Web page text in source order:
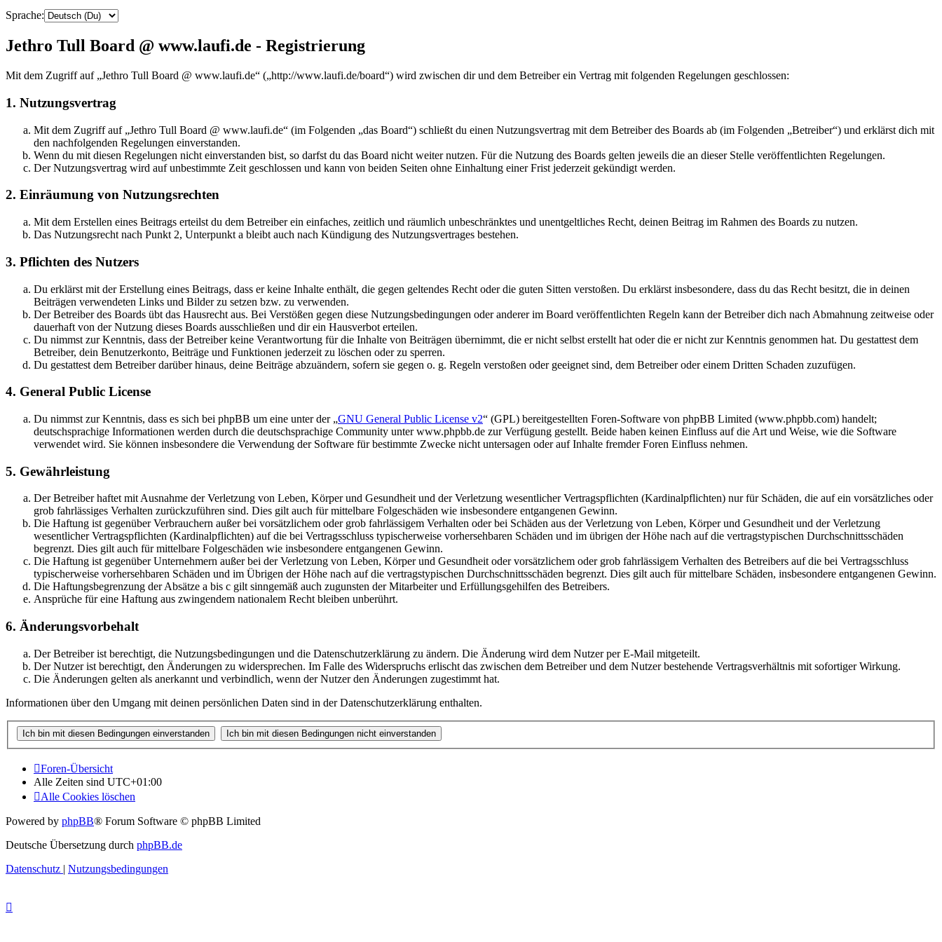
Sprache:
Jethro Tull Board @ www.laufi.de - Registrierung
Mit dem Zugriff auf „Jethro Tull Board @ www.laufi.de“ („http://www.laufi.de/board“) wird zwischen dir und dem Betreiber ein Vertrag mit folgenden Regelungen geschlossen:
1. Nutzungsvertrag
Mit dem Zugriff auf „Jethro Tull Board @ www.laufi.de“ (im Folgenden „das Board“) schließt du einen Nutzungsvertrag mit dem Betreiber des Boards ab (im Folgenden „Betreiber“) und erklärst dich mit
den nachfolgenden Regelungen einverstanden.
Wenn du mit diesen Regelungen nicht einverstanden bist, so darfst du das Board nicht weiter nutzen. Für die Nutzung des Boards gelten jeweils die an dieser Stelle veröffentlichten Regelungen.
Der Nutzungsvertrag wird auf unbestimmte Zeit geschlossen und kann von beiden Seiten ohne Einhaltung einer Frist jederzeit gekündigt werden.
2. Einräumung von Nutzungsrechten
Mit dem Erstellen eines Beitrags erteilst du dem Betreiber ein einfaches, zeitlich und räumlich unbeschränktes und unentgeltliches Recht, deinen Beitrag im Rahmen des Boards zu nutzen.
Das Nutzungsrecht nach Punkt 2, Unterpunkt a bleibt auch nach Kündigung des Nutzungsvertrages bestehen.
3. Pflichten des Nutzers
Du erklärst mit der Erstellung eines Beitrags, dass er keine Inhalte enthält, die gegen geltendes Recht oder die guten Sitten verstoßen. Du erklärst insbesondere, dass du das Recht besitzt, die in deinen
Beiträgen verwendeten Links und Bilder zu setzen bzw. zu verwenden.
Der Betreiber des Boards übt das Hausrecht aus. Bei Verstößen gegen diese Nutzungsbedingungen oder anderer im Board veröffentlichten Regeln kann der Betreiber dich nach Abmahnung zeitweise oder
dauerhaft von der Nutzung dieses Boards ausschließen und dir ein Hausverbot erteilen.
Du nimmst zur Kenntnis, dass der Betreiber keine Verantwortung für die Inhalte von Beiträgen übernimmt, die er nicht selbst erstellt hat oder die er nicht zur Kenntnis genommen hat. Du gestattest dem
Betreiber, dein Benutzerkonto, Beiträge und Funktionen jederzeit zu löschen oder zu sperren.
Du gestattest dem Betreiber darüber hinaus, deine Beiträge abzuändern, sofern sie gegen o. g. Regeln verstoßen oder geeignet sind, dem Betreiber oder einem Dritten Schaden zuzufügen.
4. General Public License
Du nimmst zur Kenntnis, dass es sich bei phpBB um eine unter der „GNU General Public License v2“ (GPL) bereitgestellten Foren-Software von phpBB Limited (www.phpbb.com) handelt;
deutschsprachige Informationen werden durch die deutschsprachige Community unter www.phpbb.de zur Verfügung gestellt. Beide haben keinen Einfluss auf die Art und Weise, wie die Software
verwendet wird. Sie können insbesondere die Verwendung der Software für bestimmte Zwecke nicht untersagen oder auf Inhalte fremder Foren Einfluss nehmen.
5. Gewährleistung
Der Betreiber haftet mit Ausnahme der Verletzung von Leben, Körper und Gesundheit und der Verletzung wesentlicher Vertragspflichten (Kardinalpflichten) nur für Schäden, die auf ein vorsätzliches oder
grob fahrlässiges Verhalten zurückzuführen sind. Dies gilt auch für mittelbare Folgeschäden wie insbesondere entgangenen Gewinn.
Die Haftung ist gegenüber Verbrauchern außer bei vorsätzlichem oder grob fahrlässigem Verhalten oder bei Schäden aus der Verletzung von Leben, Körper und Gesundheit und der Verletzung
wesentlicher Vertragspflichten (Kardinalpflichten) auf die bei Vertragsschluss typischerweise vorhersehbaren Schäden und im übrigen der Höhe nach auf die vertragstypischen Durchschnittsschäden
begrenzt. Dies gilt auch für mittelbare Folgeschäden wie insbesondere entgangenen Gewinn.
Die Haftung ist gegenüber Unternehmern außer bei der Verletzung von Leben, Körper und Gesundheit oder vorsätzlichem oder grob fahrlässigem Verhalten des Betreibers auf die bei Vertragsschluss
typischerweise vorhersehbaren Schäden und im Übrigen der Höhe nach auf die vertragstypischen Durchschnittsschäden begrenzt. Dies gilt auch für mittelbare Schäden, insbesondere entgangenen Gewinn.
Die Haftungsbegrenzung der Absätze a bis c gilt sinngemäß auch zugunsten der Mitarbeiter und Erfüllungsgehilfen des Betreibers.
Ansprüche für eine Haftung aus zwingendem nationalem Recht bleiben unberührt.
6. Änderungsvorbehalt
Der Betreiber ist berechtigt, die Nutzungsbedingungen und die Datenschutzerklärung zu ändern. Die Änderung wird dem Nutzer per E-Mail mitgeteilt.
Der Nutzer ist berechtigt, den Änderungen zu widersprechen. Im Falle des Widerspruchs erlischt das zwischen dem Betreiber und dem Nutzer bestehende Vertragsverhältnis mit sofortiger Wirkung.
Die Änderungen gelten als anerkannt und verbindlich, wenn der Nutzer den Änderungen zugestimmt hat.
Informationen über den Umgang mit deinen persönlichen Daten sind in der Datenschutzerklärung enthalten.
Foren-Übersicht
Alle Zeiten sind UTC+01:00
Alle Cookies löschen
Powered by phpBB® Forum Software © phpBB Limited
Deutsche Übersetzung durch phpBB.de
Datenschutz | Nutzungsbedingungen